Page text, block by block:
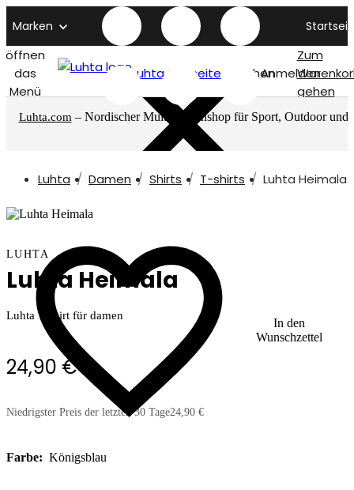
Marken
öffnen
das
Menü
Luhta titelseite SuchenAnmelden
Zum
gehen
Luhta.com – Nordischer Multimarkenshop für Sport, Outdoor und
Luhta Damen Shirts T-shirts Luhta Heimala
In den
Wunschzettel
LUHTA
Luhta Heimala
Luhta T-shirt für damen
24,90 €
Niedrigster Preis der letzten 30 Tage24,90 €
Farbe: Königsblau